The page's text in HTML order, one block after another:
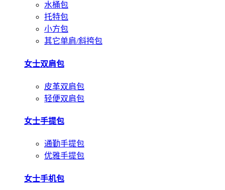
水桶包
托特包
小方包
其它单肩/斜挎包
女士双肩包
皮革双肩包
轻便双肩包
女士手提包
通勤手提包
优雅手提包
女士手机包